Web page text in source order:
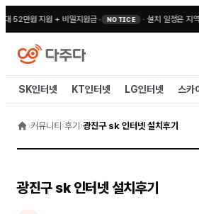
52만원 지원 + 비밀지원금• NOTICE · 설치 일정은 지역
SK인터넷 KT인터넷 LG인터넷 스카
›커뮤니티 ›후기 ›광진구 sk 인터넷 설치후기
광진구 sk 인터넷 설치후기